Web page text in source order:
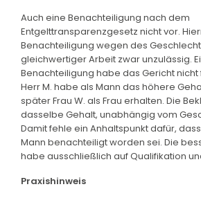
Auch eine Benachteiligung nach dem
Entgelttransparenzgesetz nicht vor.
Benachteiligung wegen des
gleichwertiger Arbeit zwar unzulässig.
Benachteiligung habe das Gericht
Herr M. habe als Mann das höhere
später Frau W. als Frau erhalten. Die
dasselbe Gehalt, unabhängig vom
Damit fehle ein Anhaltspunkt dafür,
Mann benachteiligt worden sei. Die
habe ausschließlich auf Qualifikation
Praxishinweis